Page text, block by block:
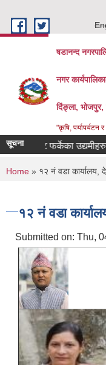
षडानन्द
नगर
दिंङ्ला,
"कृषि, पर्यापर्यटन
सूचना फर्केका
You are
Home » १२ नं वडा कार्यालय,
१२ नं वडा
Submitted on: Thu,